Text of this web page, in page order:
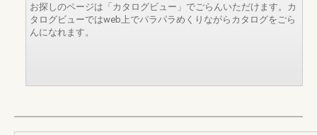
お探しのページは「カタログビュー」でごらんいただけます。カ
タログビューではweb上でパラパラめくりながらカタログをごら
んになれます。